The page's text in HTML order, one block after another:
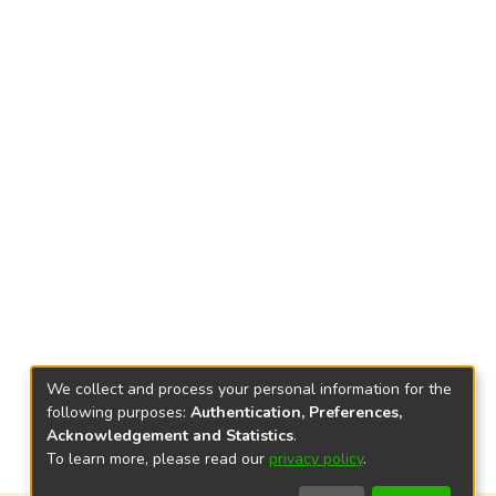
We collect and process your personal information for the
following purposes: Authentication, Preferences,
Acknowledgement and Statistics.
To learn more, please read our privacy policy.